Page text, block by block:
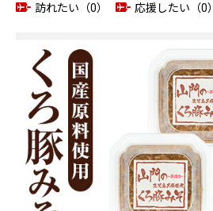
訪れたい（0）
応援したい（0）